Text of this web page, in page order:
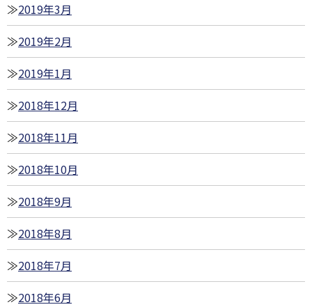
2019年3月
2019年2月
2019年1月
2018年12月
2018年11月
2018年10月
2018年9月
2018年8月
2018年7月
2018年6月